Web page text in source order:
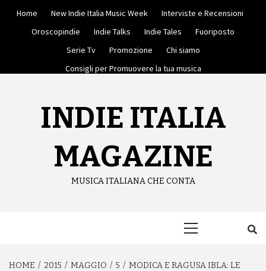
content
Home New Indie Italia Music Week
Interviste e Recensioni
Oroscopindie
Indie Talks Indie Tales
Fuoriposto
Serie Tv
Promozione
Chi siamo
Consigli per Promuovere la tua musica
INDIE ITALIA
MAGAZINE
MUSICA ITALIANA CHE CONTA
HOME 2015 MAGGIO 5
MODICA E RAGUSA IBLA: LE